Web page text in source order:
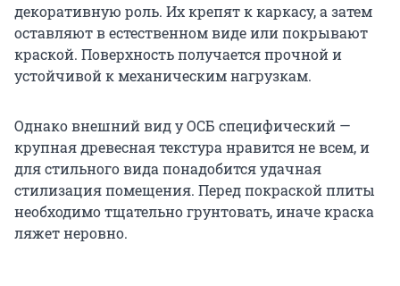
декоративную роль. Их крепят к каркасу, а затем
оставляют в естественном виде или покрывают
краской. Поверхность получается прочной и
устойчивой к механическим нагрузкам.
Однако внешний вид у ОСБ специфический —
крупная древесная текстура нравится не всем, и
для стильного вида понадобится удачная
стилизация помещения. Перед покраской плиты
необходимо тщательно грунтовать, иначе краска
ляжет неровно.